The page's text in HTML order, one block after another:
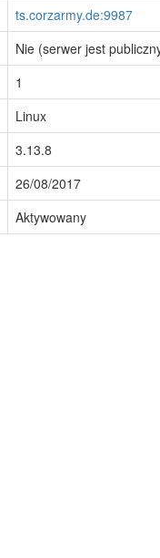
ts.corzarmy.de:9987
Nie (serwer jest
1
Linux
3.13.8
26/08/2017
Aktywowany